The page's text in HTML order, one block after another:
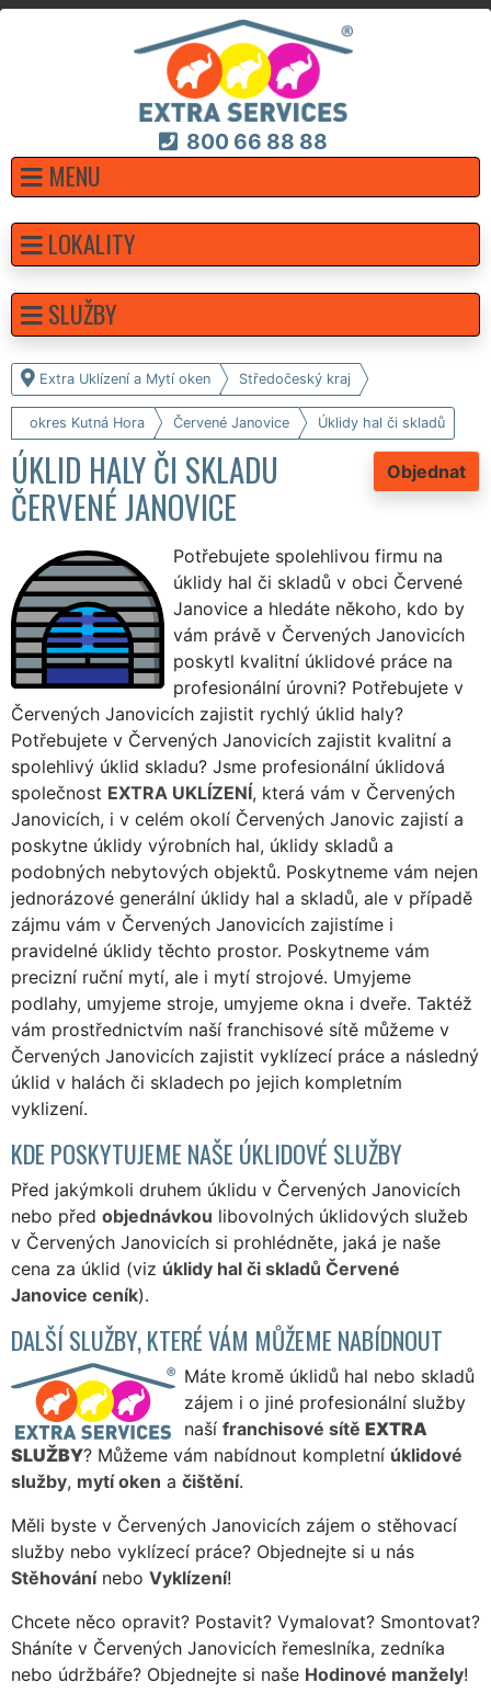
800 66 88 88
MENU
Extra Uklízení a Mytí oken Středočeský kraj
okres Kutná Hora Červené Janovice Úklidy hal či skladů
Objednat
ÚKLID HALY ČI SKLADU
ČERVENÉ JANOVICE
Potřebujete spolehlivou firmu na
úklidy hal či skladů v obci Červené
Janovice a hledáte někoho, kdo by
vám právě v Červených Janovicích
poskytl kvalitní úklidové práce na
profesionální úrovni? Potřebujete v
Červených Janovicích zajistit rychlý úklid haly?
Potřebujete v Červených Janovicích zajistit kvalitní a
spolehlivý úklid skladu? Jsme profesionální úklidová
společnost EXTRA UKLÍZENÍ, která vám v Červených
Janovicích, i v celém okolí Červených Janovic zajistí a
poskytne úklidy výrobních hal, úklidy skladů a
podobných nebytových objektů. Poskytneme vám nejen
jednorázové generální úklidy hal a skladů, ale v případě
zájmu vám v Červených Janovicích zajistíme i
pravidelné úklidy těchto prostor. Poskytneme vám
precizní ruční mytí, ale i mytí strojové. Umyjeme
podlahy, umyjeme stroje, umyjeme okna i dveře. Taktéž
vám prostřednictvím naší franchisové sítě můžeme v
Červených Janovicích zajistit vyklízecí práce a následný
úklid v halách či skladech po jejich kompletním
vyklizení.
KDE POSKYTUJEME NAŠE ÚKLIDOVÉ SLUŽBY
Před jakýmkoli druhem úklidu v Červených Janovicích
nebo před objednávkou libovolných úklidových služeb
v Červených Janovicích si prohlédněte, jaká je naše
cena za úklid (viz úklidy hal či skladů Červené
Janovice ceník).
DALŠÍ SLUŽBY, KTERÉ VÁM MŮŽEME NABÍDNOUT
Máte kromě úklidů hal nebo skladů
zájem i o jiné profesionální služby
naší franchisové sítě EXTRA
SLUŽBY? Můžeme vám nabídnout kompletní úklidové
služby, mytí oken a čištění.
Měli byste v Červených Janovicích zájem o stěhovací
služby nebo vyklízecí práce? Objednejte si u nás
Stěhovánínebo Vyklízení!
Chcete něco opravit? Postavit? Vymalovat? Smontovat?
Sháníte v Červených Janovicích řemeslníka, zedníka
nebo údržbáře? Objednejte si naše Hodinové manžely!
LOKALITY
SLUŽBY